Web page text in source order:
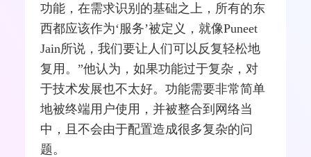
功能，在需求识别的基础之上，所有的东
西都应该作为‘服务’被定义，就像Puneet
Jain所说，我们要让人们可以反复轻松地
复用。”他认为，如果功能过于复杂，对
于技术发展也不太好。功能需要非常简单
地被终端用户使用，并被整合到网络当
中，且不会由于配置造成很多复杂的问
题。